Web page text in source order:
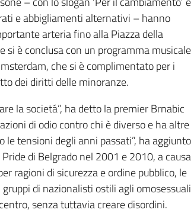
e abbigliamenti alternativi – hanno
arteria fino alla Piazza della
si è conclusa con un programma musicale
che si è complimentato per i
dei diritti delle minoranze.
la societá”, ha detto la premier Brnabic
di odio contro chi è diverso e ha altre
le tensioni degli anni passati”, ha aggiunto
di Belgrado nel 2001 e 2010, a causa
ragioni di sicurezza e ordine pubblico, le
di nazionalisti ostili agli omosessuali
senza tuttavia creare disordini.